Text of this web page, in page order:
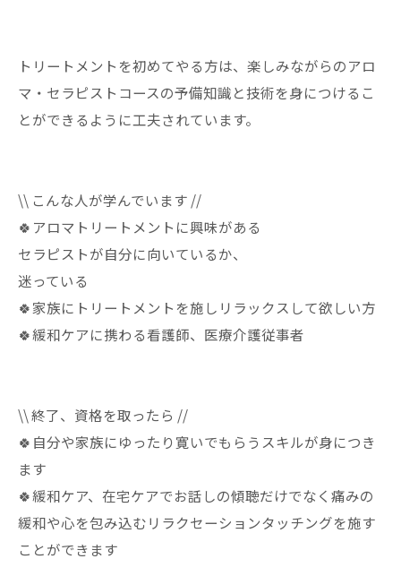
トリートメントを初めてやる方は、楽しみながらのアロ
マ・セラピストコースの予備知識と技術を身につけるこ
とができるように工夫されています。
\\ こんな人が学んでいます //
🍀アロマトリートメントに興味がある
セラピストが自分に向いているか、
迷っている
🍀家族にトリートメントを施しリラックスして欲しい方
🍀緩和ケアに携わる看護師、医療介護従事者
\\ 終了、資格を取ったら //
🍀自分や家族にゆったり寛いでもらうスキルが身につき
ます
🍀緩和ケア、在宅ケアでお話しの傾聴だけでなく痛みの
緩和や心を包み込むリラクセーションタッチングを施す
ことができます